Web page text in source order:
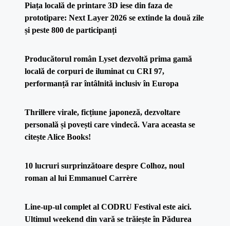
Piața locală de printare 3D iese din faza de
prototipare: Next Layer 2026 se extinde la două zile
și peste 800 de participanți
Producătorul român Lyset dezvoltă prima gamă
locală de corpuri de iluminat cu CRI 97,
performanță rar întâlnită inclusiv în Europa
Thrillere virale, ficțiune japoneză, dezvoltare
personală și povești care vindecă. Vara aceasta se
citește Alice Books!
10 lucruri surprinzătoare despre Colhoz, noul
roman al lui Emmanuel Carrère
Line-up-ul complet al CODRU Festival este aici.
Ultimul weekend din vară se trăiește în Pădurea